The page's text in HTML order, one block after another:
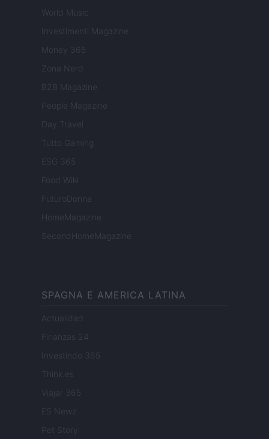
World Music
Investimenti Magazine
Money 365
Zona Nerd
B2B Magazine
People Magazine
Day Travel
Tutto Gaming
ESG 365
Food Wiki
FuturoDonna
HomeMagazine
SecondHomeMagazine
SPAGNA E AMERICA LATINA
Actualidad
Finanzas 24
Investindo 365
Think.es
Viajar 365
ES Newz
Pet Story